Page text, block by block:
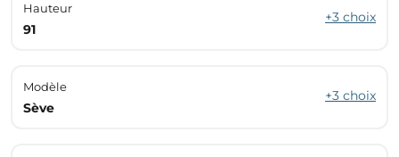
Hauteur
91
+3 choix
Modèle
Sève
+3 choix